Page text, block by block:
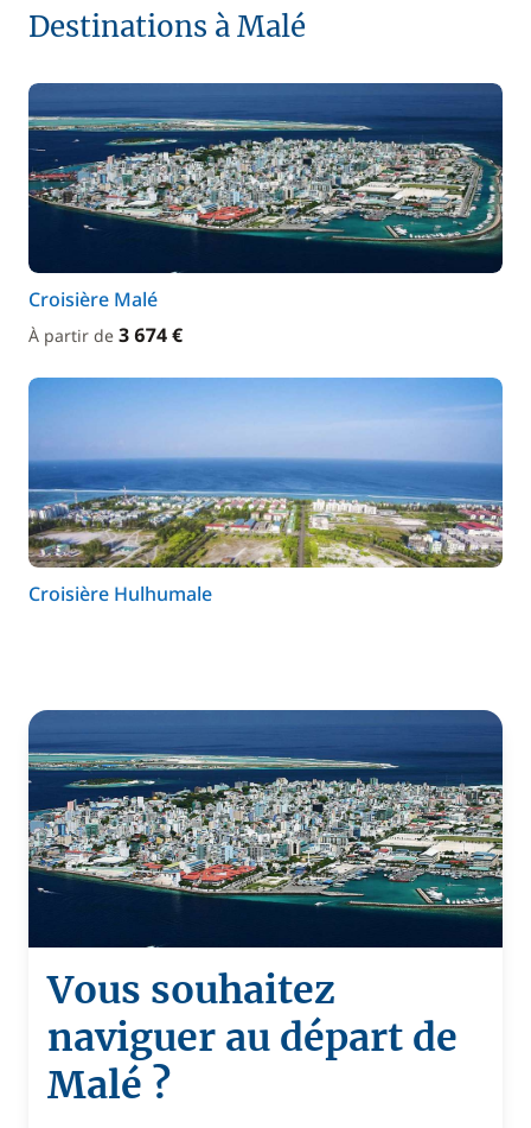
Destinations à Malé
Croisière Malé
À partir de 3 674 €
Croisière Hulhumale
Vous souhaitez
naviguer au départ de
Malé ?